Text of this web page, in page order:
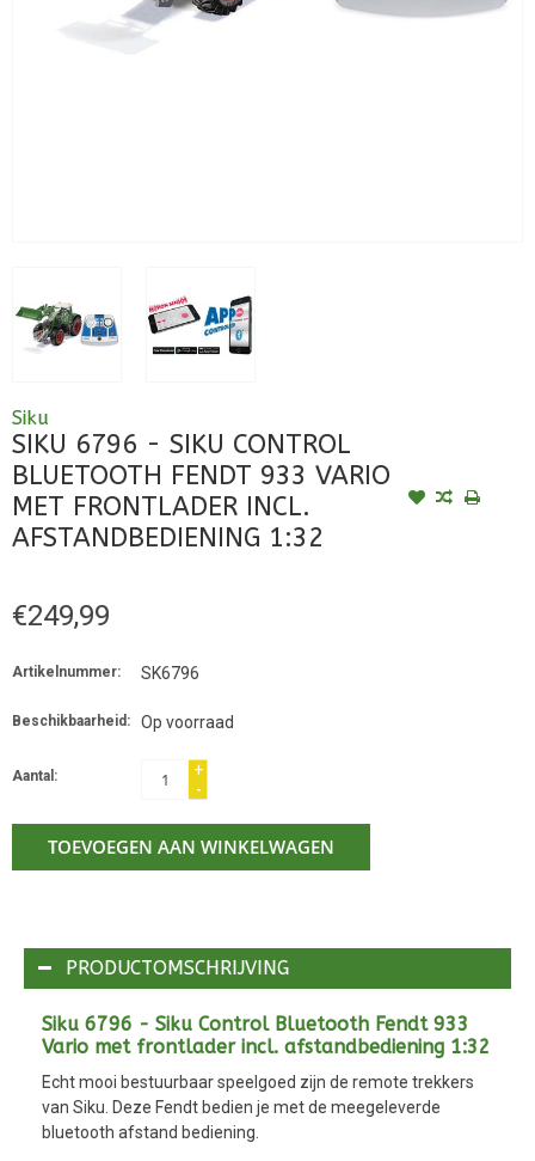
Siku
SIKU 6796 - SIKU CONTROL
BLUETOOTH FENDT 933 VARIO
MET FRONTLADER INCL.
AFSTANDBEDIENING 1:32
€249,99
Artikelnummer: SK6796
Beschikbaarheid: Op voorraad
Aantal:
+
-
TOEVOEGEN AAN WINKELWAGEN
PRODUCTOMSCHRIJVING
Siku 6796 - Siku Control Bluetooth Fendt 933
Vario met frontlader incl. afstandbediening 1:32
Echt mooi bestuurbaar speelgoed zijn de remote trekkers
van Siku. Deze Fendt bedien je met de meegeleverde
bluetooth afstand bediening.